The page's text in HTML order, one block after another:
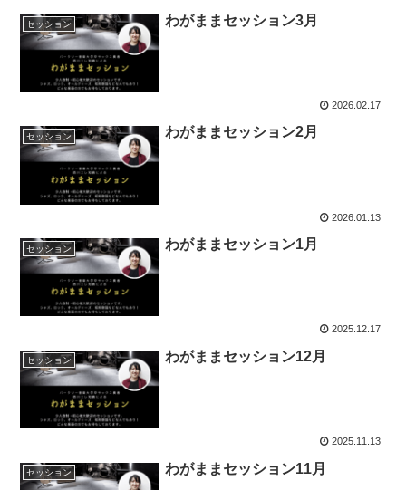
セッション わがままセッション3月
2026.02.17
セッション わがままセッション2月
2026.01.13
セッション わがままセッション1月
2025.12.17
セッション わがままセッション12月
2025.11.13
セッション わがままセッション11月